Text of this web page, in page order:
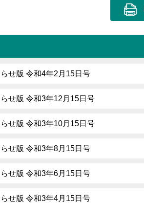
せ版 令和4年2月15日号
せ版 令和3年12月15日号
せ版 令和3年10月15日号
せ版 令和3年8月15日号
せ版 令和3年6月15日号
せ版 令和3年4月15日号